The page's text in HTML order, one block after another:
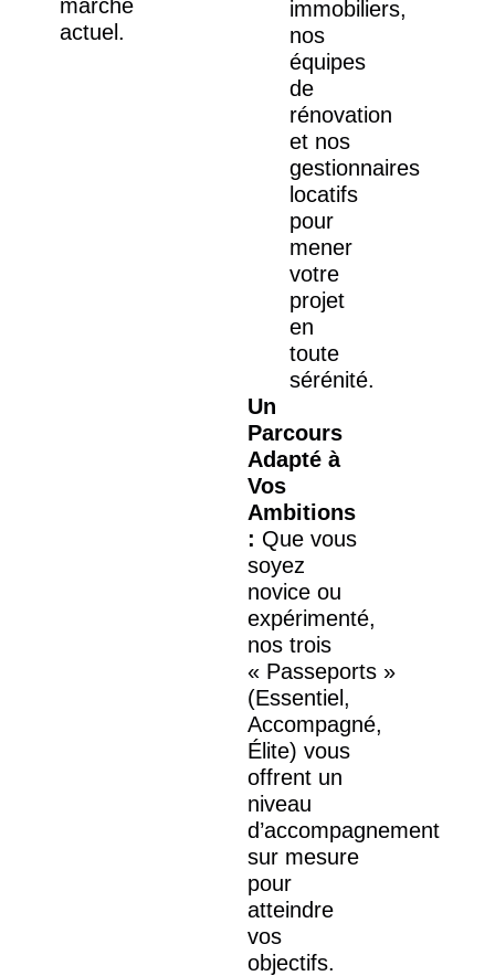
marché
actuel.
immobiliers,
nos
équipes
de
rénovation
et nos
gestionnaires
locatifs
pour
mener
votre
projet
en
toute
sérénité.
Un
Parcours
Adapté à
Vos
Ambitions
: Que vous
soyez
novice ou
expérimenté,
nos trois
« Passeports »
(Essentiel,
Accompagné,
Élite) vous
offrent un
niveau
d’accompagnement
sur mesure
pour
atteindre
vos
objectifs.